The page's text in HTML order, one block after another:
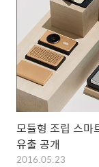
모듈형 조립 스마
유출 공개
2016.05.23